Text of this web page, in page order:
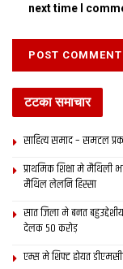
next time I
टटका समाचार
साहित्य समाद – समटल
प्राथमिक शि‍क्षा मे
मैथिल लेलनि हिस्सा
सात जिला मे बनत
देलक 50 करोड़
एम्स मे शिफ्ट होयत